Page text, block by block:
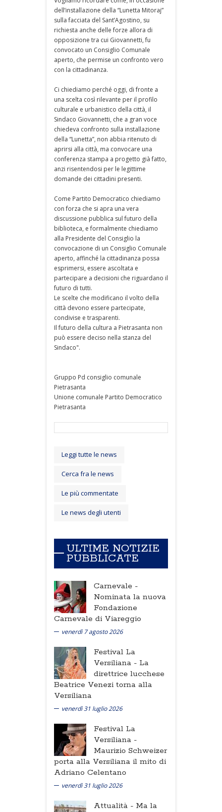
dell’installazione della “Lunetta Mitoraj”
sulla facciata del Sant’Agostino, su
richiesta anche delle forze allora di
opposizione tra cui Giovannetti, fu
convocato un Consiglio Comunale
aperto, che permise un confronto vero
con la cittadinanza.
Ci chiediamo perché oggi, di fronte a
una scelta così rilevante per il profilo
culturale e urbanistico della città, il
Sindaco Giovannetti, che a gran voce
chiedeva confronto sulla installazione
della “Lunetta”, non abbia ritenuto di
aprirsi alla città, ma convocare una
conferenza stampa a progetto già fatto,
anzi risentendosi per le legittime
domande dei cittadini presenti.
Come Partito Democratico chiediamo
con forza che si apra una vera
discussione pubblica sul futuro della
biblioteca, e formalmente chiediamo
alla Presidente del Consiglio la
convocazione di un Consiglio Comunale
aperto, affinché la cittadinanza possa
esprimersi, essere ascoltata e
partecipare a decisioni che riguardano il
futuro di tutti.
Le scelte che modificano il volto della
città devono essere partecipate,
condivise e trasparenti.
Il futuro della cultura a Pietrasanta non
può essere deciso nella stanza del
Sindaco".
Gruppo Pd consiglio comunale
Pietrasanta
Unione comunale Partito Democratico
Pietrasanta
Leggi tutte le news
Cerca fra le news
Le più commentate
Le news degli utenti
ULTIME NOTIZIE
PUBBLICATE
Carnevale -
Nominata la nuova
Fondazione
Carnevale di Viareggio
venerdì 7 agosto 2026
Festival La
Versiliana - La
direttrice lucchese
Beatrice Venezi torna alla
Versiliana
venerdì 31 luglio 2026
Festival La
Versiliana -
Maurizio Schweizer
porta alla Versiliana il mito di
Adriano Celentano
venerdì 31 luglio 2026
Attualità - Ma la